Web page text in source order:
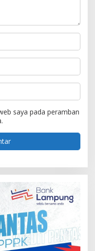
saya pada peramban